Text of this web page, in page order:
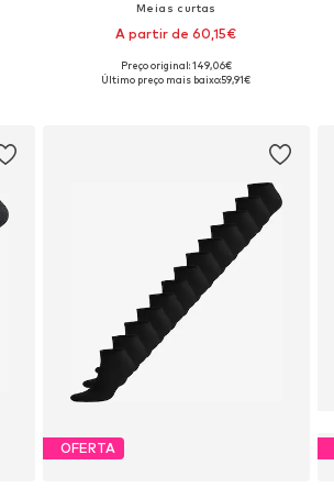
Meias curtas
A partir de 60,15€
Tamanhos disponíveis: 35-38, 39-42
Preço original: 149,06€
Último preço mais baixo:59,91€
OFERTA